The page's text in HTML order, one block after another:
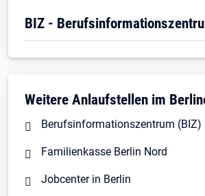
BIZ -
Weitere Anlaufstellen im
Berufsinformationszentrum (BIZ)
Familienkasse Berlin Nord
Jobcenter in Berlin